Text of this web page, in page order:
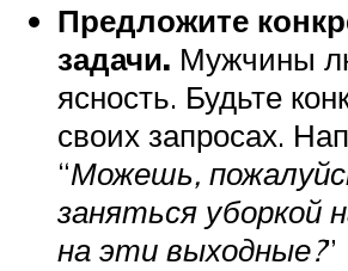
Предложите
задачи. Мужчины
ясность. Будьте
своих запросах.
“Можешь,
заняться уборкой
на эти выходные?”